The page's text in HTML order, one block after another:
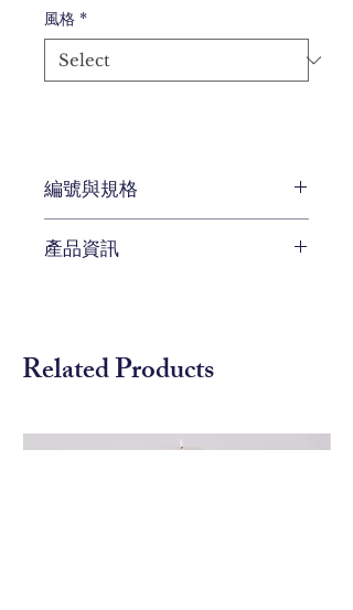
風格 *
編號與規格
編號 CEN-SF5171
產品資訊
Related Products